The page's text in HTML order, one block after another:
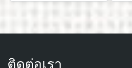
ติดต่อเรา